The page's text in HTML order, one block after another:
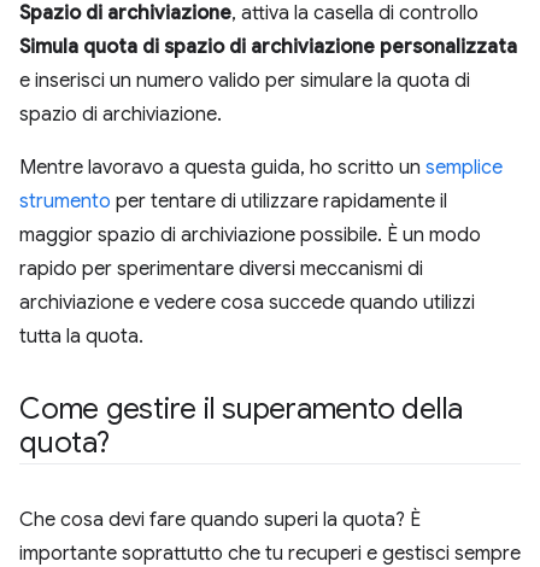
Spazio di archiviazione, attiva la casella di controllo
Simula quota di spazio di archiviazione personalizzata
e inserisci un numero valido per simulare la quota di
spazio di archiviazione.
Mentre lavoravo a questa guida, ho scritto un semplice
strumento per tentare di utilizzare rapidamente il
maggior spazio di archiviazione possibile. È un modo
rapido per sperimentare diversi meccanismi di
archiviazione e vedere cosa succede quando utilizzi
tutta la quota.
Come gestire il superamento della
quota?
Che cosa devi fare quando superi la quota? È
importante soprattutto che tu recuperi e gestisci sempre